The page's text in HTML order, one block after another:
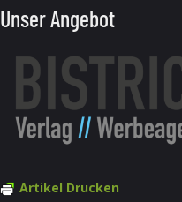
Unser Angebot
Artikel Drucken